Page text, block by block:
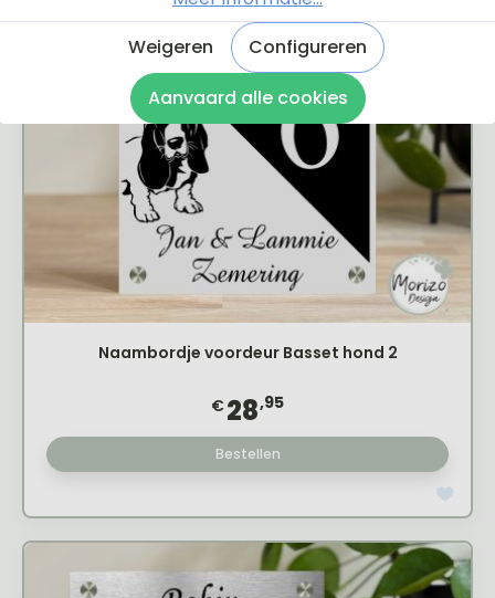
Naambordje voordeur Basset hond 2
€28,95
Bestellen
Weigeren
Configureren
Aanvaard alle cookies